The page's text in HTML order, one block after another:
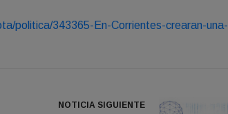
politica/343365-En-Corrientes-crearan-una-
NOTICIA SIGUIENTE